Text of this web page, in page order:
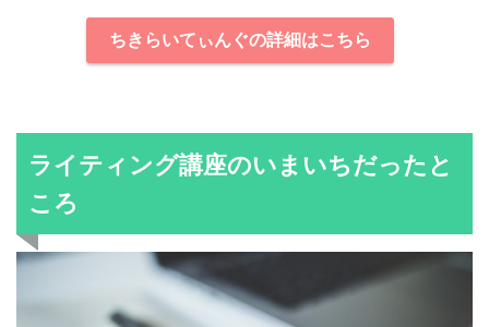
ちきらいてぃんぐの詳細はこちら
ライティング講座のいまいちだったと
ころ